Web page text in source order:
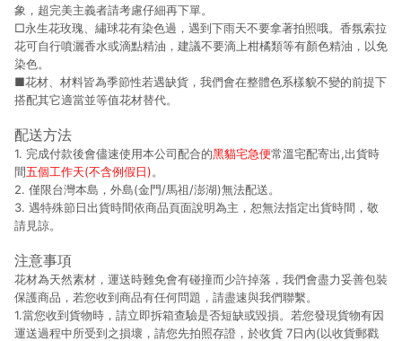
象，超完美主義者請考慮仔細再下單。
□永生花玫瑰、繡球花有染色過，遇到下雨天不要拿著拍照哦。香氛索拉
花可自行噴灑香水或滴點精油，建議不要滴上柑橘類等有顏色精油，以免
染色。
■花材、材料皆為季節性若遇缺貨，我們會在整體色系樣貌不變的前提下
搭配其它適當並等值花材替代。
配送方法
1. 完成付款後會儘速使用本公司配合的黑貓宅急便常溫宅配寄出,出貨時
間五個工作天(不含例假日)。
2. 僅限台灣本島，外島(金門/馬祖/澎湖)無法配送。
3. 遇特殊節日出貨時間依商品頁面說明為主，恕無法指定出貨時間，敬
請見諒。
注意事項
花材為天然素材，運送時難免會有碰撞而少許掉落，我們會盡力妥善包裝
保護商品，若您收到商品有任何問題，請盡速與我們聯繫。
1.當您收到貨物時，請立即拆箱查驗是否短缺或毀損。若您發現貨物有因
運送過程中所受到之損壞，請您先拍照存證，於收貨 7日內(以收貨郵戳